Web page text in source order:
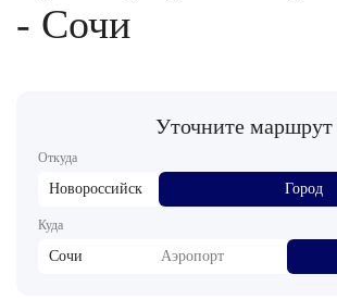
- Сочи
Уточните маршрут
Откуда
Новороссийск Город
Куда
Сочи Аэропорт